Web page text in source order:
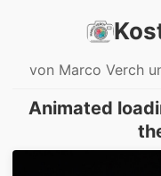
von Marco Verch
Animated